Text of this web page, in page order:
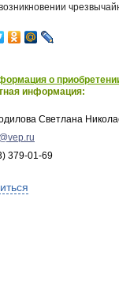
о
информация:
Светлана
379-01-69